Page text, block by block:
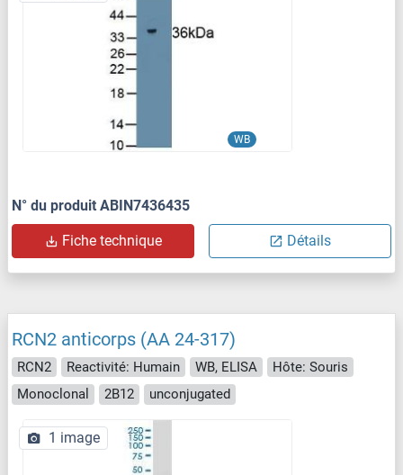
WB
N° du produit ABIN7436435
Fiche technique Détails
RCN2 anticorps (AA 24-317)
RCN2 Reactivité: Humain WB, ELISA
Hôte: Souris
Monoclonal
2B12 unconjugated
1 image